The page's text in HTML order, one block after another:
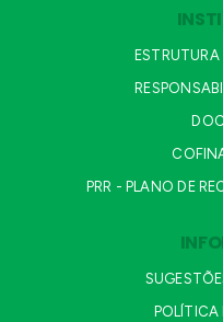
PRR - PLANO DE
POLÍTICA